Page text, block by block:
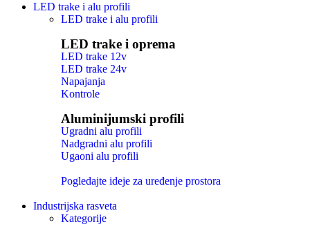
LED trake i alu profili
LED trake i alu profili
LED trake i oprema
LED trake 12v
LED trake 24v
Napajanja
Kontrole
Aluminijumski profili
Ugradni alu profili
Nadgradni alu profili
Ugaoni alu profili
Pogledajte ideje za uređenje prostora
Industrijska rasveta
Kategorije